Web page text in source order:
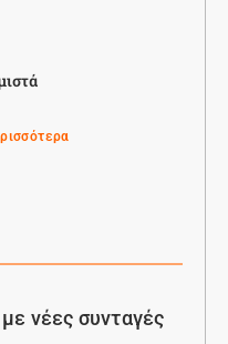
νέες συνταγές